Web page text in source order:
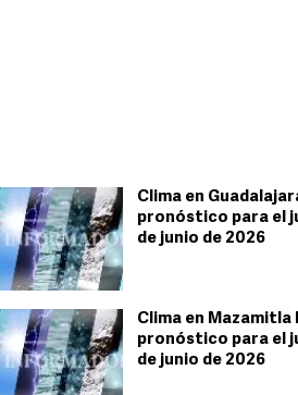
Clima en
pronóstico para el
de junio de 2026
Clima en Mazamitla
pronóstico para el
de junio de 2026